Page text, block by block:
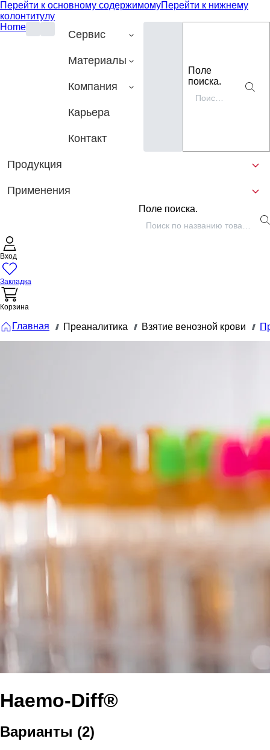
Перейти к основному содержимомуПерейти к нижнему
колонтитулу
Home
Сервис
Материалы
Компания
Карьера
Контакт
Поле
поиска.
Продукция
Применения
Поле поиска.
Вход
Закладка
Корзина
Главная /// Преаналитика /// Взятие венозной крови ///
Haemo-Diff®
Варианты (2)